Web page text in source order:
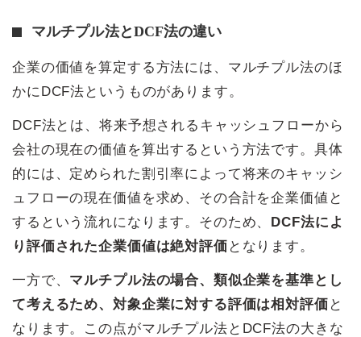
マルチプル法とDCF法の違い
企業の価値を算定する方法には、マルチプル法のほ
かにDCF法というものがあります。
DCF法とは、将来予想されるキャッシュフローから
会社の現在の価値を算出するという方法です。具体
的には、定められた割引率によって将来のキャッシ
ュフローの現在価値を求め、その合計を企業価値と
するという流れになります。そのため、 DCF法によ
り評価された企業価値は絶対評価 となります。
一方で、 マルチプル法の場合、類似企業を基準とし
て考えるため、対象企業に対する評価は相対評価 と
なります。この点がマルチプル法とDCF法の大きな